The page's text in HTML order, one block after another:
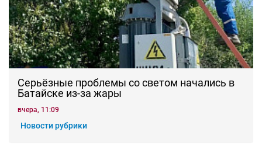
Серьёзные проблемы со светом начались в
Батайске из-за жары
вчера, 11:09
Новости рубрики